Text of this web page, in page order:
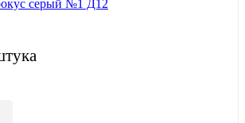
серый №1 Д12